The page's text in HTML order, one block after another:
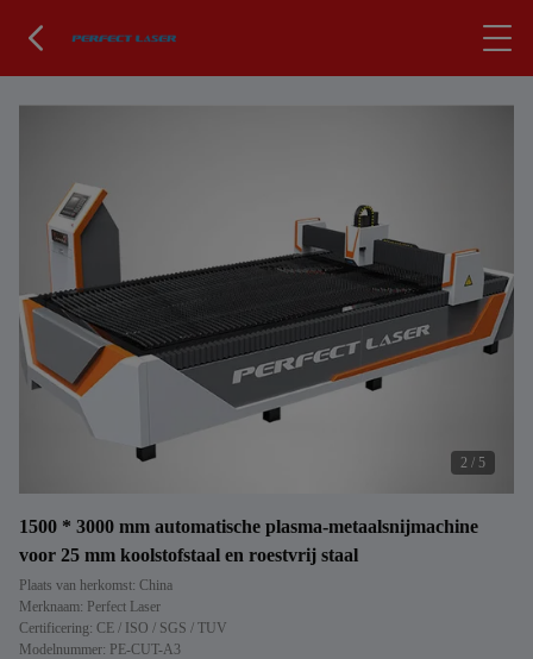
2 / 5
1500 * 3000 mm automatische plasma-metaalsnijmachine
voor 25 mm koolstofstaal en roestvrij staal
Plaats van herkomst: China
Merknaam: Perfect Laser
Certificering: CE / ISO / SGS / TUV
Modelnummer: PE-CUT-A3